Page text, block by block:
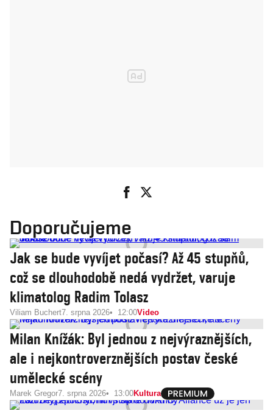
Doporučujeme
Jak se bude vyvíjet počasí? Až 45 stupňů,
což se dlouhodobě nedá vydržet, varuje
klimatolog Radim Tolasz
Viliam Buchert7. srpna 2026 12:00Video
Milan Knížák: Byl jednou z nejvýraznějších,
ale i nejkontroverznějších postav české
umělecké scény
Marek Gregor7. srpna 2026 13:00Kultura